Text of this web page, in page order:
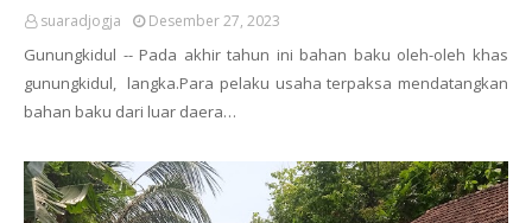
suaradjogja Desember 27, 2023
Gunungkidul -- Pada akhir tahun ini bahan baku oleh-oleh khas
gunungkidul, langka.Para pelaku usaha terpaksa mendatangkan
bahan baku dari luar daera…